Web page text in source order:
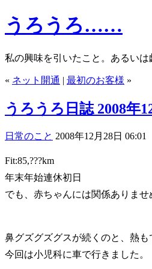
うろうろ……
私の興味を引いたこと。あるいは
« ネット開通 | 最初のお客様 »
うろうろ日誌 2008年
日常のこと 2008年12月28日 06:01
Fit:85,???km
年末年始連休初日
でも、赤ちゃんには関係ありませ
鼻グズグズグスが続くのと、熱も
今回は小児科に車で行きました。